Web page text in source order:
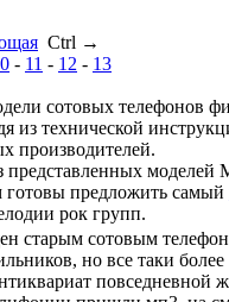
Ctrl →
- 11 - 12 - 13
сотовых телефонов
из технической
производителей.
представленных моделей
готовы предложить самый
рок групп.
старым сотовым
но все таки
повседневной